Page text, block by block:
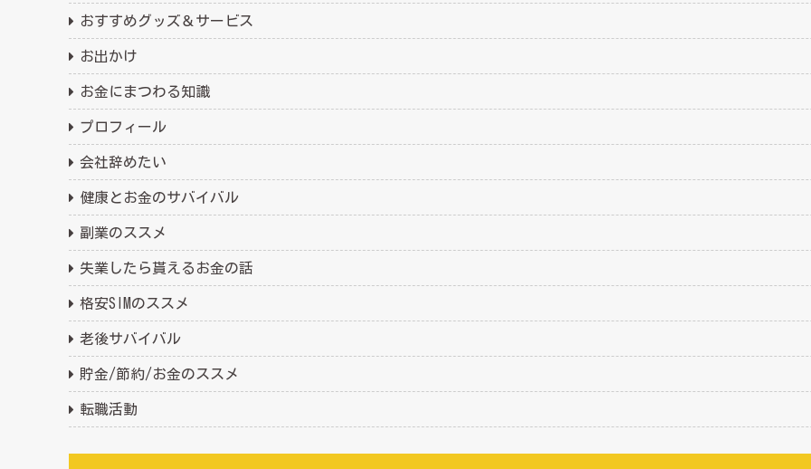
おすすめグッズ＆サービス
お出かけ
お金にまつわる知識
プロフィール
会社辞めたい
健康とお金のサバイバル
副業のススメ
失業したら貰えるお金の話
格安SIMのススメ
老後サバイバル
貯金/節約/お金のススメ
転職活動